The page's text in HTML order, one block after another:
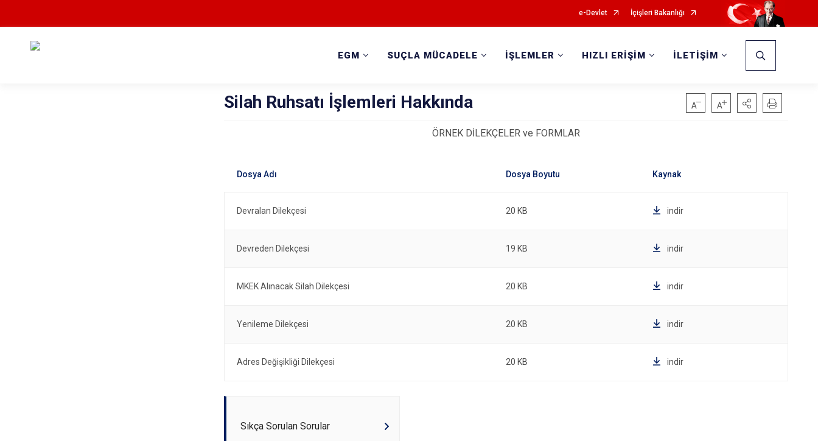
e-Devlet İçişleri Bakanlığı
EGM SUÇLA MÜCADELE İŞLEMLER HIZLI ERİŞİM İLETİŞİM
Silah Ruhsatı İşlemleri Hakkında
ÖRNEK DİLEKÇELER ve FORMLAR
Devralan Dilekçesi 20 KB indir
Devreden Dilekçesi 19 KB indir
MKEK Alınacak Silah Dilekçesi 20 KB indir
Yenileme Dilekçesi 20 KB indir
Adres Değişikliği Dilekçesi 20 KB indir
Sıkça Sorulan Sorular